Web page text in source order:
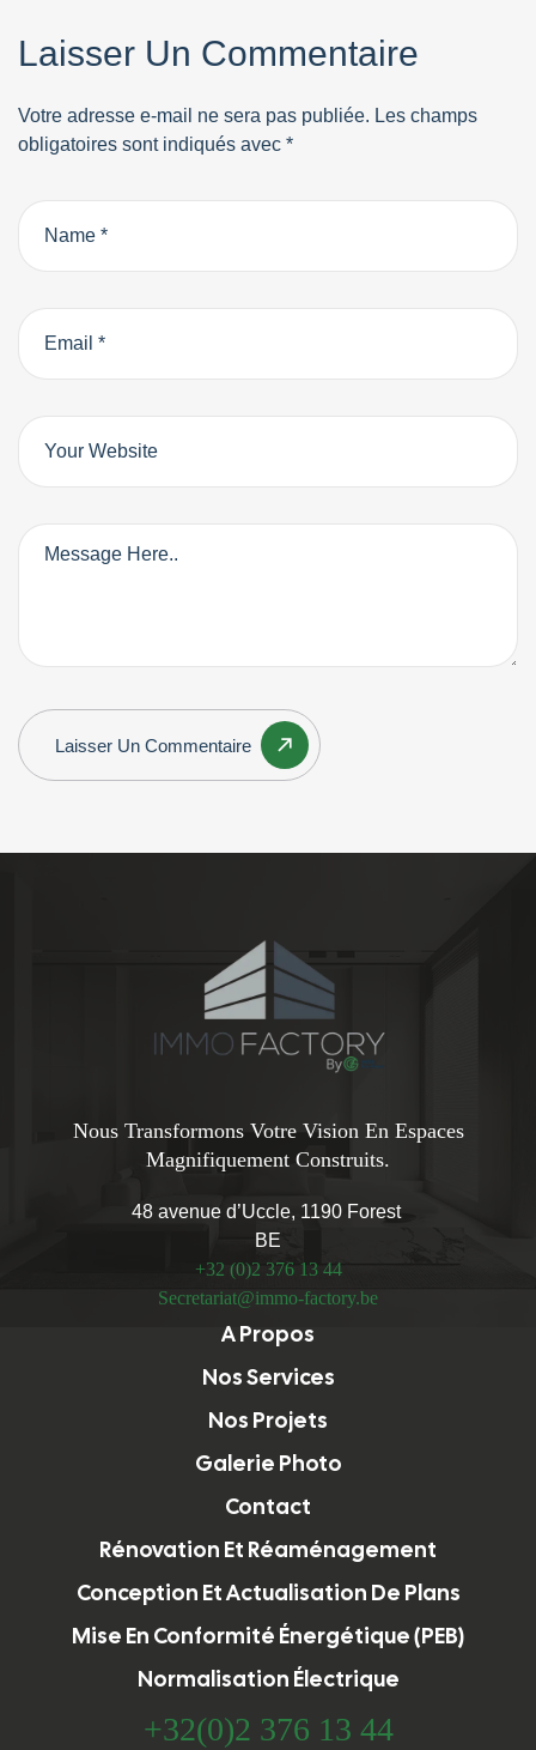
Laisser Un Commentaire
Votre adresse e-mail ne sera pas publiée. Les champs
obligatoires sont indiqués avec *
Laisser Un Commentaire
Nous Transformons Votre Vision En Espaces
Magnifiquement Construits.
48 avenue d’Uccle, 1190 Forest
BE
+32 (0)2 376 13 44
Secretariat@immo-factory.be
A Propos
Nos Services
Nos Projets
Galerie Photo
Contact
Rénovation Et Réaménagement
Conception Et Actualisation De Plans
Mise En Conformité Énergétique (PEB)
Normalisation Électrique
+32(0)2 376 13 44